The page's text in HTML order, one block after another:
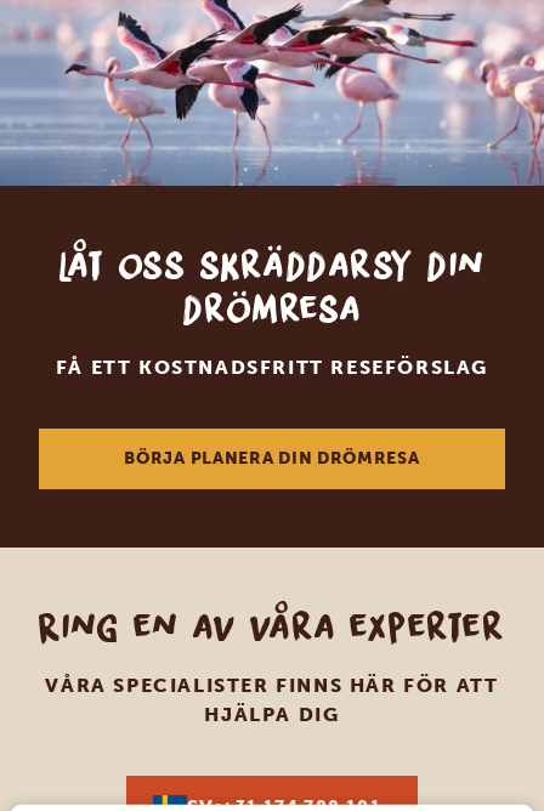
Låt oss skräddarsy din
drömresa
FÅ ETT KOSTNADSFRITT RESEFÖRSLAG
BÖRJA PLANERA DIN DRÖMRESA
Ring en av våra experter
VÅRA SPECIALISTER FINNS HÄR FÖR ATT
HJÄLPA DIG